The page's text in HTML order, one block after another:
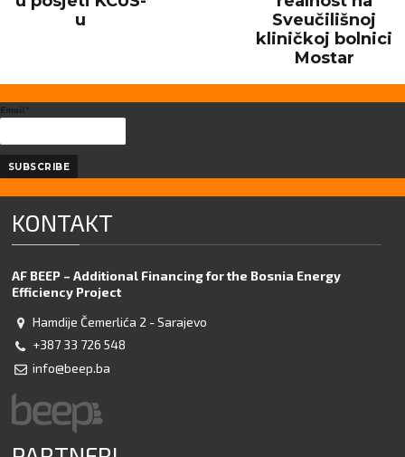
u
Sveučilišnoj
kliničkoj bolnici
Mostar
Email*
KONTAKT
AF BEEP – Additional Financing for the Bosnia Energy
Efficiency Project
Hamdije Čemerlića 2 - Sarajevo
+387 33 726 548
info@beep.ba